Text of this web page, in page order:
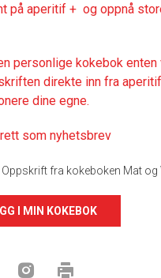
på aperitif + og oppnå
personlige kokebok
direkte inn fra
dine egne.
som nyhetsbrev
Oppskrift fra kokeboken Mat og
I MIN KOKEBOK